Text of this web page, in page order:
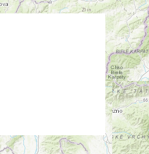
- Turistika
1.0km
USGS, FAO, NPS, NRCAN,
Kong), and the GIS User